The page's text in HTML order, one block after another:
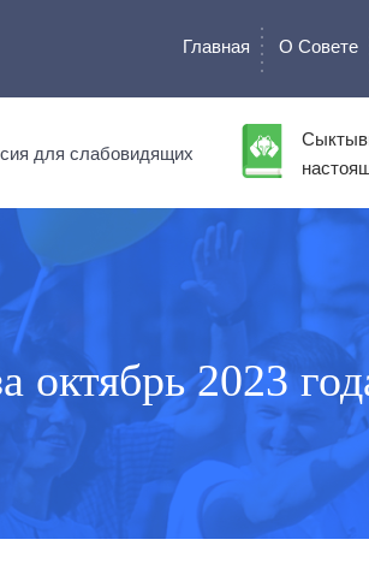
Главная О Cовете
для слабовидящих
октябрь 2023